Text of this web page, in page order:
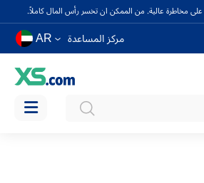
مخاطرة عالية. من الممكن ان تخسر رأس المال كاملاً.
مركز المساعدة AR